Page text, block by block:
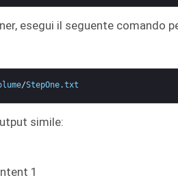
esegui il seguente comando
/StepOne.txt
simile: